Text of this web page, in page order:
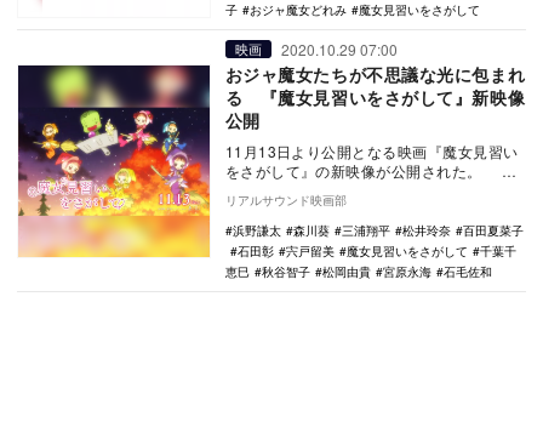
子
おジャ魔女どれみ 魔女見習いをさがして
映画 2020.10.29 07:00
おジャ魔女たちが不思議な光に包まれ
る 『魔女見習いをさがして』新映像
公開
11月13日より公開となる映画『魔女見習い
をさがして』の新映像が公開された。
1999年から4年間に渡りオリジナルTVアニ
メ…
リアルサウンド映画部
浜野謙太
森川葵 三浦翔平 松井玲奈
百田夏菜子
石田彰
宍戸留美 魔女見習いをさがして
千葉千
恵巳
秋谷智子 松岡由貴 宮原永海 石毛佐和